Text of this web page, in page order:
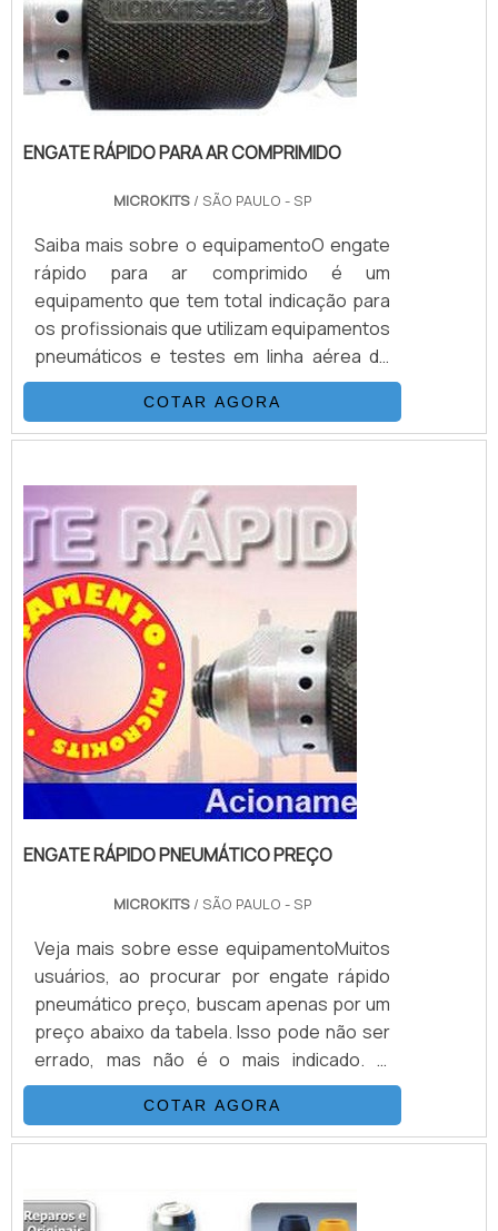
ENGATE RÁPIDO PARA AR COMPRIMIDO
MICROKITS / SÃO PAULO - SP
Saiba mais sobre o equipamentoO engate
rápido para ar comprimido é um
equipamento que tem total indicação para
os profissionais que utilizam equipamentos
pneumáticos e testes em linha aérea de
automação de válvulas, ou até em
equipamentos alimentados por ar
comprimido. O equipamento é encontrado
O modelo ER1 para roscas DN1/8; O modelo
ER2 para roscas DN1/4 E o modelo ER3 para
roscas DN1/2 ...
COTAR AGORA
ENGATE RÁPIDO PNEUMÁTICO PREÇO
MICROKITS / SÃO PAULO - SP
Veja mais sobre esse equipamentoMuitos
usuários, ao procurar por engate rápido
pneumático preço, buscam apenas por um
preço abaixo da tabela. Isso pode não ser
errado, mas não é o mais indicado. O
cliente, além do preço baixo, deve buscar
um equipamento que apresente qualidade
em sua estrutura, além de uma garantia de
conquistar contatando uma empresa de
qualidade.Estrutura do engate rápido
COTAR AGORA